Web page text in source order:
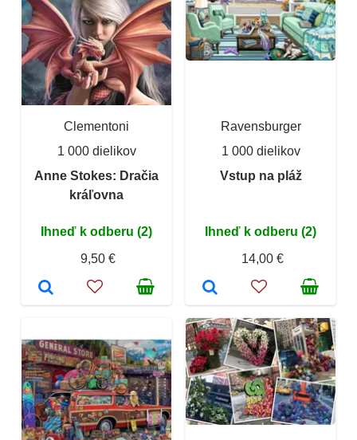
Clementoni
1 000 dielikov
Anne Stokes: Dračia
kráľovna
Ihneď k odberu (2)
9,50 €
Ravensburger
1 000 dielikov
Vstup na pláž
Ihneď k odberu (2)
14,00 €